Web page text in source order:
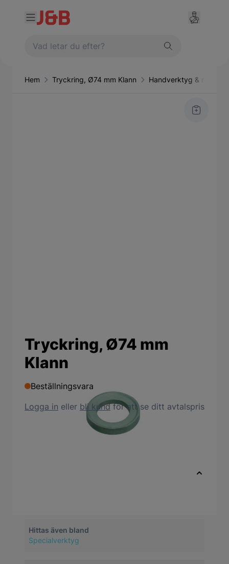
Hem Tryckring, Ø74 mm Klann Handverktyg &
Tryckring, Ø74 mm
Klann
Beställningsvara
Logga in eller bli kundför att se ditt avtalspris
Hittas även bland
Specialverktyg